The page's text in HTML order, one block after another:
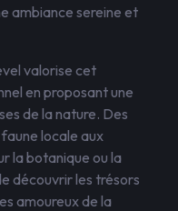
ambiance sereine et
valorise cet
en proposant une
de la nature. Des
locale aux
la botanique ou la
découvrir les trésors
amoureux de la